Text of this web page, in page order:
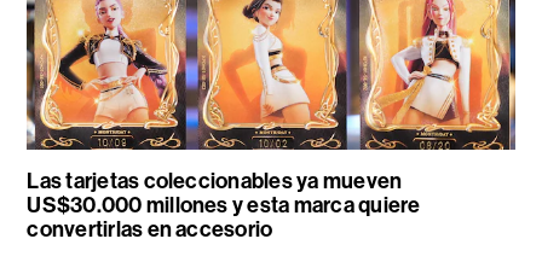
Las tarjetas coleccionables ya mueven
US$30.000 millones y esta marca quiere
convertirlas en accesorio